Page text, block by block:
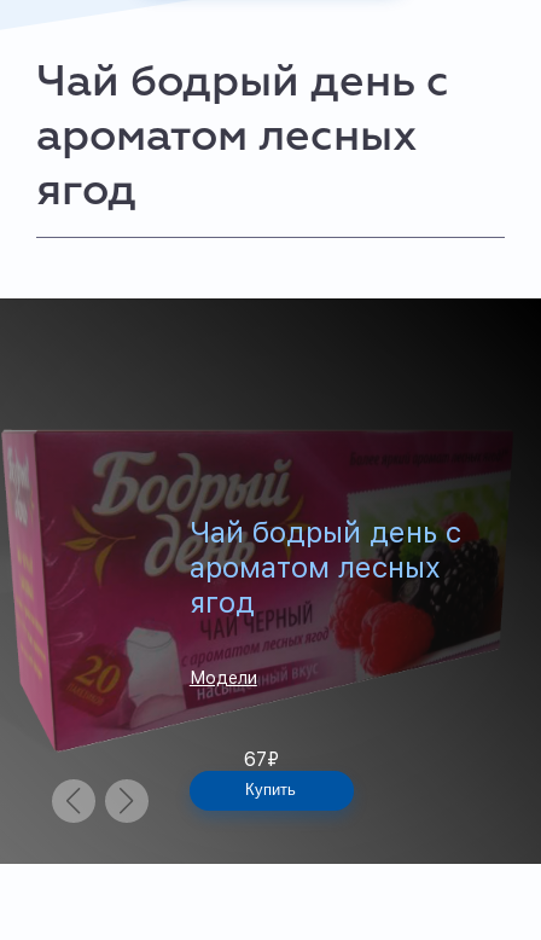
Чай бодрый день с
ароматом лесных
ягод
Чай бодрый день с
ароматом лесных
ягод
Модели
67₽
Купить